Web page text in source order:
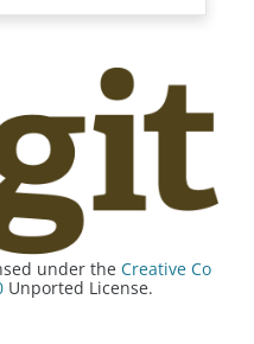
under the Creative Co
Unported License.